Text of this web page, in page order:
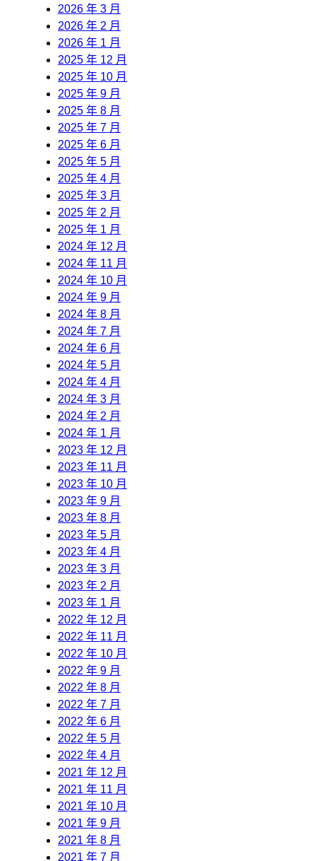
2026 年 3 月
2026 年 2 月
2026 年 1 月
2025 年 12 月
2025 年 10 月
2025 年 9 月
2025 年 8 月
2025 年 7 月
2025 年 6 月
2025 年 5 月
2025 年 4 月
2025 年 3 月
2025 年 2 月
2025 年 1 月
2024 年 12 月
2024 年 11 月
2024 年 10 月
2024 年 9 月
2024 年 8 月
2024 年 7 月
2024 年 6 月
2024 年 5 月
2024 年 4 月
2024 年 3 月
2024 年 2 月
2024 年 1 月
2023 年 12 月
2023 年 11 月
2023 年 10 月
2023 年 9 月
2023 年 8 月
2023 年 5 月
2023 年 4 月
2023 年 3 月
2023 年 2 月
2023 年 1 月
2022 年 12 月
2022 年 11 月
2022 年 10 月
2022 年 9 月
2022 年 8 月
2022 年 7 月
2022 年 6 月
2022 年 5 月
2022 年 4 月
2021 年 12 月
2021 年 11 月
2021 年 10 月
2021 年 9 月
2021 年 8 月
2021 年 7 月